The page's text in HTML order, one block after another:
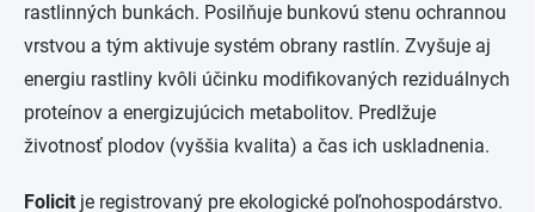
rastlinných bunkách. Posilňuje bunkovú stenu ochrannou
vrstvou a tým aktivuje systém obrany rastlín. Zvyšuje aj
energiu rastliny kvôli účinku modifikovaných reziduálnych
proteínov a energizujúcich metabolitov. Predlžuje
životnosť plodov (vyššia kvalita) a čas ich uskladnenia.
Folicit je registrovaný pre ekologické poľnohospodárstvo.